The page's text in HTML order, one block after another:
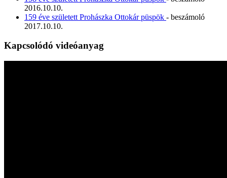
2016.10.10.
159 éve született Prohászka Ottokár püspök - beszámoló
2017.10.10.
Kapcsolódó videóanyag